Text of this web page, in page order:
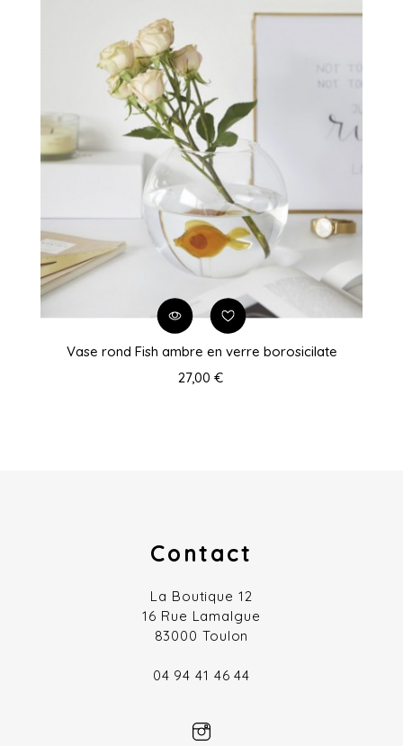
Vase rond Fish ambre en verre borosicilate
27,00 €
Contact
La Boutique 12
16 Rue Lamalgue
83000 Toulon
04 94 41 46 44